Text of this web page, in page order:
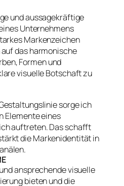
und aussagekräftige
Unternehmens
Markenzeichen
das harmonische
Formen und
visuelle Botschaft zu
sorge ich
Elemente eines
auftreten. Das schafft
die Markenidentität in
ansprechende visuelle
bieten und die